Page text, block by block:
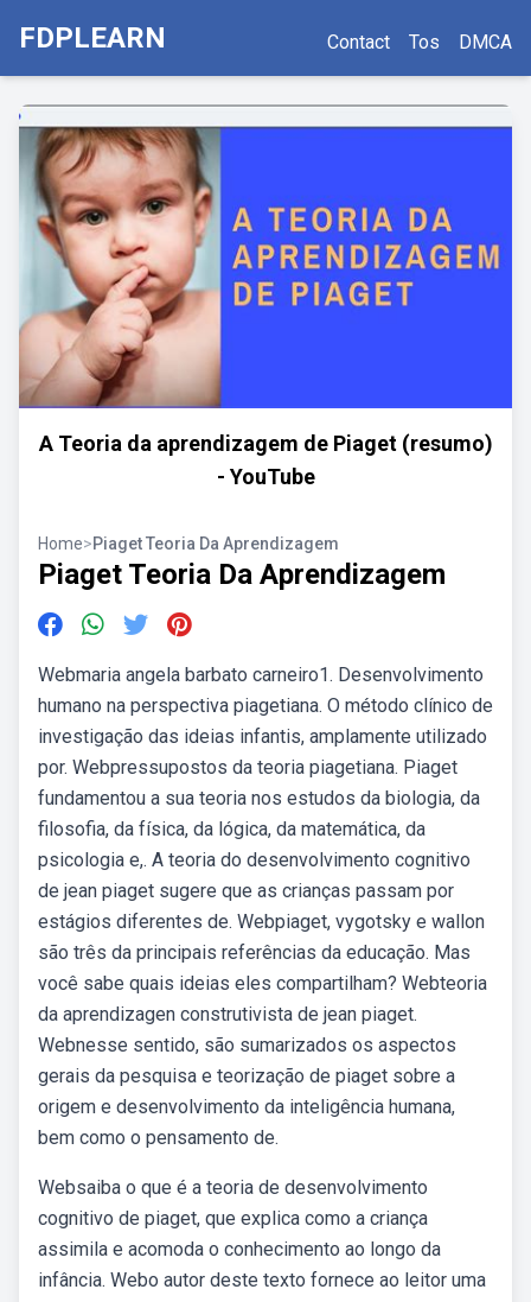
FDPLEARN Contact Tos DMCA
A Teoria da aprendizagem de Piaget (resumo)
- YouTube
Home>Piaget Teoria Da Aprendizagem
Piaget Teoria Da Aprendizagem
Webmaria angela barbato carneiro1. Desenvolvimento
humano na perspectiva piagetiana. O método clínico de
investigação das ideias infantis, amplamente utilizado
por. Webpressupostos da teoria piagetiana. Piaget
fundamentou a sua teoria nos estudos da biologia, da
filosofia, da física, da lógica, da matemática, da
psicologia e,. A teoria do desenvolvimento cognitivo
de jean piaget sugere que as crianças passam por
estágios diferentes de. Webpiaget, vygotsky e wallon
são três da principais referências da educação. Mas
você sabe quais ideias eles compartilham? Webteoria
da aprendizagen construtivista de jean piaget.
Webnesse sentido, são sumarizados os aspectos
gerais da pesquisa e teorização de piaget sobre a
origem e desenvolvimento da inteligência humana,
bem como o pensamento de.
Websaiba o que é a teoria de desenvolvimento
cognitivo de piaget, que explica como a criança
assimila e acomoda o conhecimento ao longo da
infância. Webo autor deste texto fornece ao leitor uma